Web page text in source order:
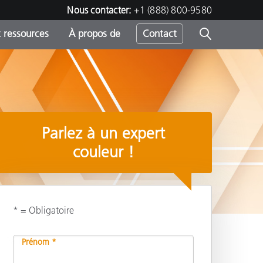
Nous contacter: +1 (888) 800-9580
À propos de Contact
Partager
Parlez à un expert
couleur !
* = Obligatoire
Prénom *